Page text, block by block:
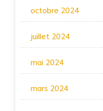
octobre 2024
juillet 2024
mai 2024
mars 2024